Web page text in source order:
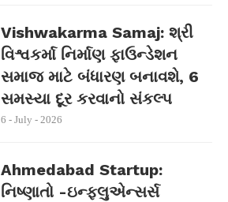
Vishwakarma Samaj: શ્રી
વિશ્વકર્મા નિર્માણ ફાઉન્ડેશન
સમાજ માટે બંધારણ બનાવશે, 6
સમસ્યા દૂર કરવાનો સંકલ્પ
6 - July - 2026
Ahmedabad Startup:
નિષ્ણાતો -ઇન્ફ્લુએન્સર્સ